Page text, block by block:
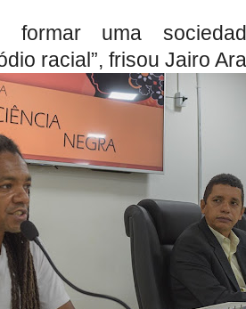
formar uma
racial”, frisou Jairo